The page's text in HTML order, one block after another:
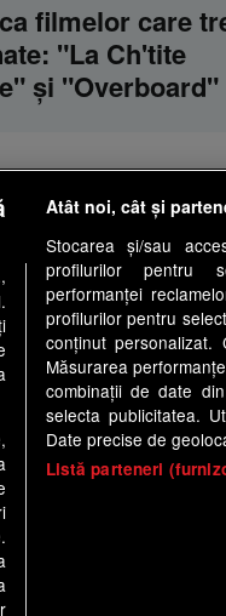
filmelor care
"La Ch'tite
şi "Overboard"
Group - Date Companie
Lajumate.ro Ultimele
as.ro
retetefeldefel.ro
de Digital Antena
Atât noi, cât și
Stocarea și/sau
profilurilor pentru
performanței
profilurilor pentru
conținut personalizat.
Măsurarea
combinații de date
selecta publicitatea.
Date precise de
Listă parteneri